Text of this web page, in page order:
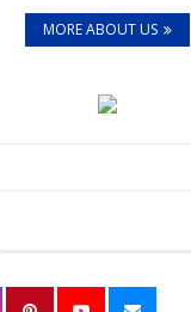
MORE ABOUT US